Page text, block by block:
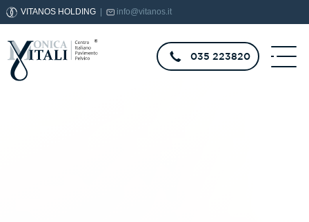
VITANOS HOLDING info@vitanos.it
035 223820